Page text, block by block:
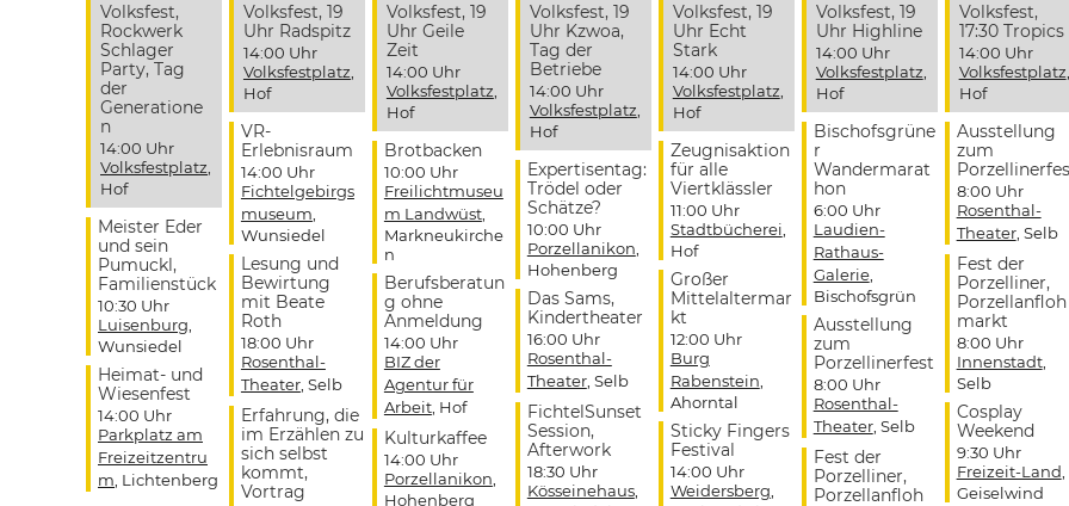
Volksfest,
Rockwerk
Schlager
Party, Tag
der
Generatione
n
14:00 Uhr
Volksfestplatz,
Hof
Meister Eder
und sein
Pumuckl,
Familienstück
10:30 Uhr
Luisenburg,
Wunsiedel
Heimat- und
Wiesenfest
14:00 Uhr
Parkplatz am
Freizeitzentru
m, Lichtenberg
Volksfest, 19
Uhr Radspitz
14:00 Uhr
Volksfestplatz,
Hof
VR-
Erlebnisraum
14:00 Uhr
Fichtelgebirgs
museum,
Wunsiedel
Lesung und
Bewirtung
mit Beate
Roth
18:00 Uhr
Rosenthal-
Theater, Selb
Erfahrung, die
im Erzählen zu
sich selbst
kommt,
Vortrag
Volksfest, 19
Uhr Geile
Zeit
14:00 Uhr
Volksfestplatz,
Hof
Brotbacken
10:00 Uhr
Freilichtmuseu
m Landwüst,
Markneukirche
n
Berufsberatun
g ohne
Anmeldung
14:00 Uhr
BIZ der
Agentur für
Arbeit, Hof
Kulturkaffee
14:00 Uhr
Porzellanikon,
Hohenberg
Volksfest, 19
Uhr Kzwoa,
Tag der
Betriebe
14:00 Uhr
Volksfestplatz,
Hof
Expertisentag:
Trödel oder
Schätze?
10:00 Uhr
Porzellanikon,
Hohenberg
Das Sams,
Kindertheater
16:00 Uhr
Rosenthal-
Theater, Selb
FichtelSunset
Session,
Afterwork
18:30 Uhr
Kösseinehaus,
Volksfest, 19
Uhr Echt
Stark
14:00 Uhr
Volksfestplatz,
Hof
Zeugnisaktion
für alle
Viertklässler
11:00 Uhr
Stadtbücherei,
Hof
Großer
Mittelaltermar
kt
12:00 Uhr
Burg
Rabenstein,
Ahorntal
Sticky Fingers
Festival
14:00 Uhr
Weidersberg,
Volksfest, 19
Uhr Highline
14:00 Uhr
Volksfestplatz,
Hof
Bischofsgrüne
r
Wandermarat
hon
6:00 Uhr
Laudien-
Rathaus-
Galerie,
Bischofsgrün
Ausstellung
zum
Porzellinerfest
8:00 Uhr
Rosenthal-
Theater, Selb
Fest der
Porzelliner,
Porzellanfloh
Volksfest,
17:30 Tropics
14:00 Uhr
Volksfestplatz,
Hof
Ausstellung
zum
8:00 Uhr
Rosenthal-
Theater, Selb
Fest der
Porzelliner,
Porzellanfloh
markt
8:00 Uhr
Innenstadt,
Selb
Cosplay
Weekend
9:30 Uhr
Freizeit-Land,
Geiselwind